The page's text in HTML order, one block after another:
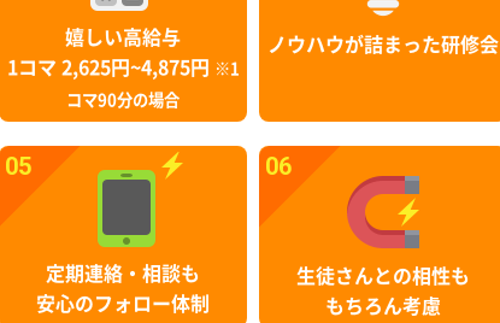
嬉しい高給与
1コマ 2,625円~4,875円
※1
コマ90分の場合
ノウハウが詰まった研修会
05
定期連絡・相談も
安心のフォロー体制
06
生徒さんとの相性も
もちろん考慮